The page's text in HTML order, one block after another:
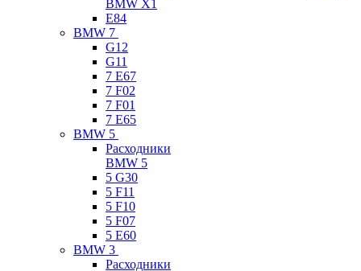
BMW X1
E84
BMW 7
G12
G11
7 Е67
7 F02
7 F01
7 E65
BMW 5
Расходники
BMW 5
5 G30
5 F11
5 F10
5 F07
5 E60
BMW 3
Расходники